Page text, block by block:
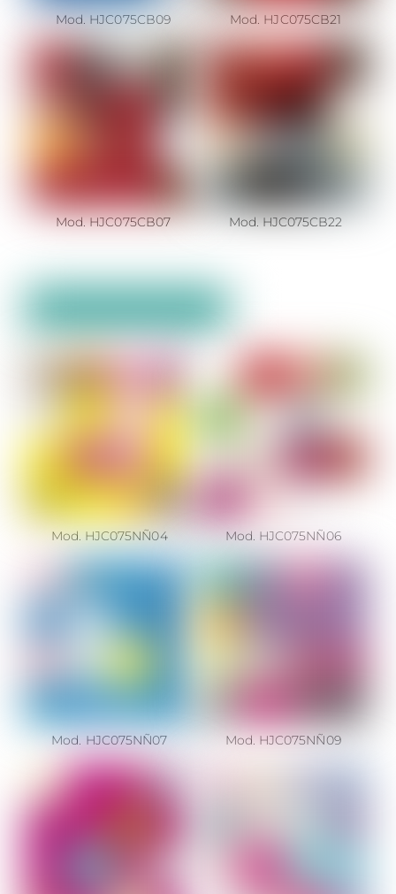
Mod. HJC075CB09 Mod. HJC075CB21
Mod. HJC075CB07 Mod. HJC075CB22
Mod. HJC075NÑ04 Mod. HJC075NÑ06
Mod. HJC075NÑ07 Mod. HJC075NÑ09